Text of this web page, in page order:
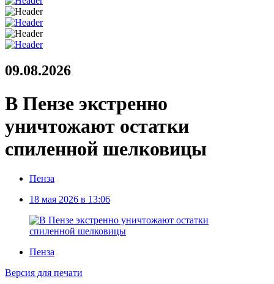
09.08.2026
В Пензе экстренно
уничтожают остатки
спиленной шелковицы
Пенза
18 мая 2026 в 13:06
Пенза
Версия для печати